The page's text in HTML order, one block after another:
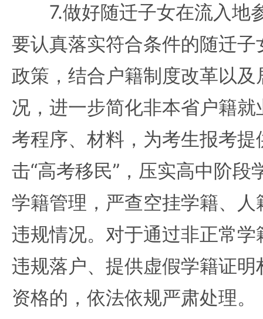
7.做好随迁子女在流入地
要认真落实符合条件的随迁
政策，结合户籍制度改革以
况，进一步简化非本省户籍
考程序、材料，为考生报考
击“高考移民”，压实高中阶段
学籍管理，严查空挂学籍、
违规情况。对于通过非正常
违规落户、提供虚假学籍证
资格的，依法依规严肃处理。